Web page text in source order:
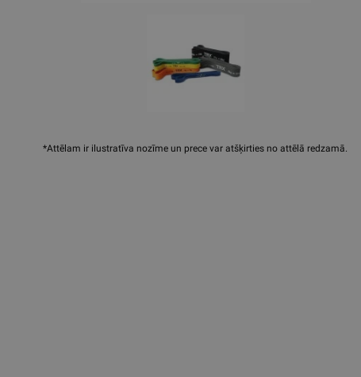
*Attēlam ir ilustratīva nozīme un prece var atšķirties no attēlā redzamā.